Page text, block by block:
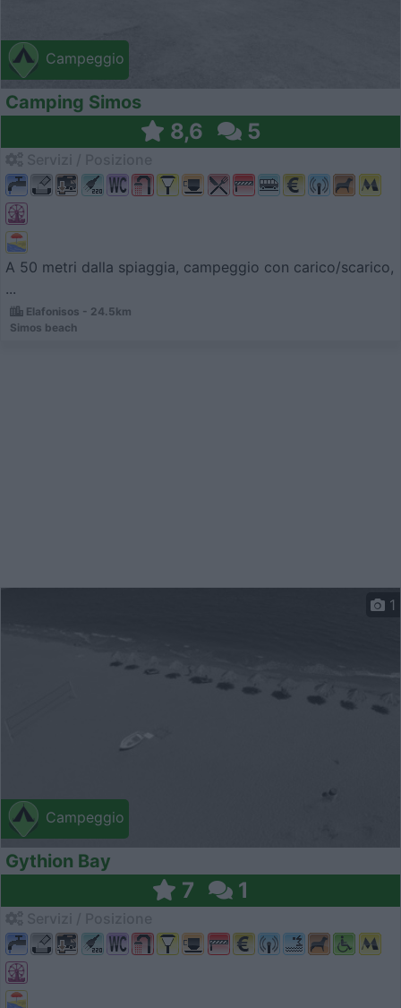
Campeggio
Camping Simos
8,6 5
A 50 metri dalla spiaggia, campeggio con carico/scarico,
...
Elafonisos - 24.5km
Simos beach
Campeggio
1
Gythion Bay
7 1